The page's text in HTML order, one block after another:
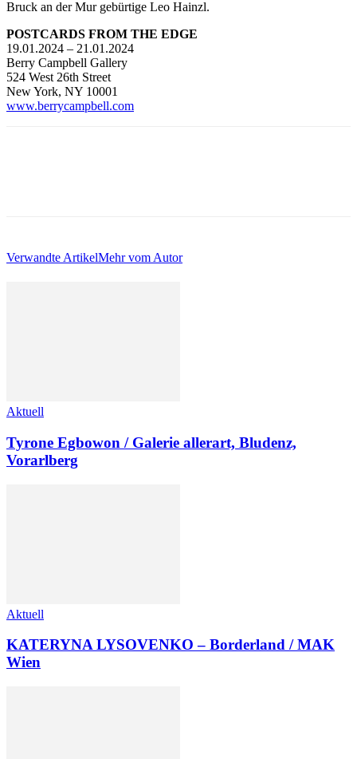
Bruck an der Mur gebürtige Leo Hainzl.
POSTCARDS FROM THE EDGE
19.01.2024 – 21.01.2024
Berry Campbell Gallery
524 West 26th Street
New York, NY 10001
www.berrycampbell.com
Verwandte ArtikelMehr vom Autor
Aktuell
Tyrone Egbowon / Galerie allerart, Bludenz,
Vorarlberg
Aktuell
KATERYNA LYSOVENKO – Borderland / MAK
Wien